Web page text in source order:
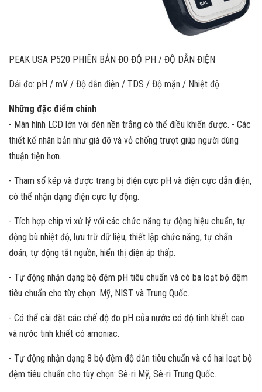
PEAK USA P520 PHIÊN BẢN ĐO ĐỘ PH / ĐỘ DẪN ĐIỆN
Dải đo: pH / mV / Độ dẫn điện / TDS / Độ mặn / Nhiệt độ
Những đặc điểm chính
- Màn hình LCD lớn với đèn nền trắng có thể điều khiển được. - Các
thiết kế nhân bản như giá đỡ và vỏ chống trượt giúp người dùng
thuận tiện hơn.
- Tham số kép và được trang bị điện cực pH và điện cực dẫn điện,
có thể nhận dạng điện cực tự động.
- Tích hợp chip vi xử lý với các chức năng tự động hiệu chuẩn, tự
động bù nhiệt độ, lưu trữ dữ liệu, thiết lập chức năng, tự chẩn
đoán, tự động tắt nguồn, hiển thị điện áp thấp.
- Tự động nhận dạng bộ đệm pH tiêu chuẩn và có ba loạt bộ đệm
tiêu chuẩn cho tùy chọn: Mỹ, NIST và Trung Quốc.
- Có thể cài đặt các chế độ đo pH của nước có độ tinh khiết cao
và nước tinh khiết có amoniac.
- Tự động nhận dạng 8 bộ đệm độ dẫn tiêu chuẩn và có hai loạt bộ
đệm tiêu chuẩn cho tùy chọn: Sê-ri Mỹ, Sê-ri Trung Quốc.